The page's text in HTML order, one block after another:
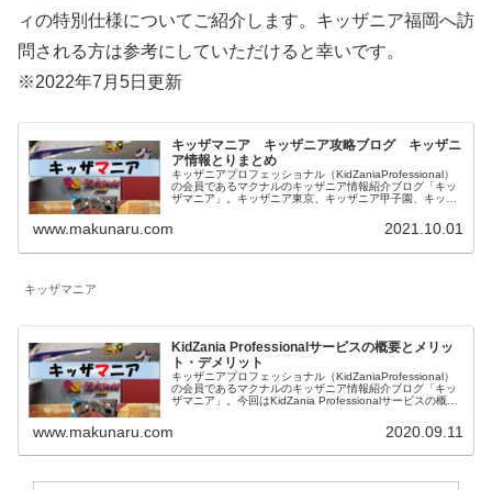
ィの特別仕様についてご紹介します。キッザニア福岡へ訪
問される方は参考にしていただけると幸いです。
※2022年7月5日更新
キッザマニア キッザニア攻略ブログ キッザニ
ア情報とりまとめ
キッザニアプロフェッショナル（KidZaniaProfessional）
の会員であるマクナルのキッザニア情報紹介ブログ「キッ
ザマニア」。キッザニア東京、キッザニア甲子園、キッザ
も記載したお仕事体験記、料金等に関係する予約方法、お
得な情報等を記載しています。
www.makunaru.com 2021.10.01
キッザマニア
KidZania Professionalサービスの概要とメリッ
ト・デメリット
キッザニアプロフェッショナル（KidZaniaProfessional）
の会員であるマクナルのキッザニア情報紹介ブログ「キッ
ザマニア」。今回はKidZania Professionalサービスの概要
www.makunaru.com 2020.09.11